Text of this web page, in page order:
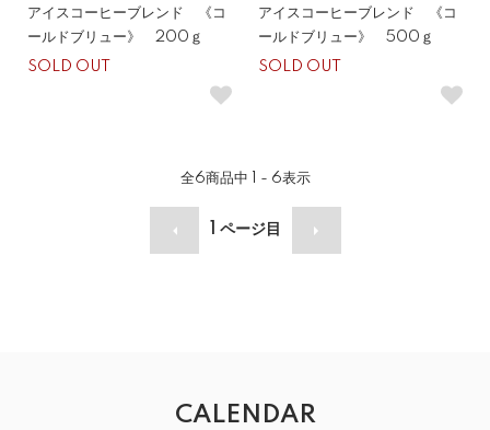
アイスコーヒーブレンド 《コ
ールドブリュー》 200ｇ
SOLD OUT
アイスコーヒーブレンド 《コ
ールドブリュー》 500ｇ
SOLD OUT
全6商品中 1 - 6表示
ページ目
CALENDAR